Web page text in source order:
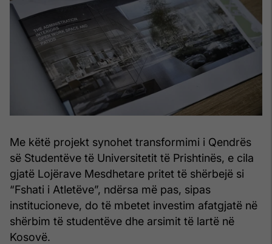
Me këtë projekt synohet transformimi i Qendrës
së Studentëve të Universitetit të Prishtinës, e cila
gjatë Lojërave Mesdhetare pritet të shërbejë si
“Fshati i Atletëve”, ndërsa më pas, sipas
institucioneve, do të mbetet investim afatgjatë në
shërbim të studentëve dhe arsimit të lartë në
Kosovë.